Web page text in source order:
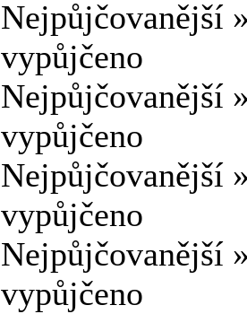
Nejpůjčovanější
vypůjčeno
Nejpůjčovanější
vypůjčeno
Nejpůjčovanější
vypůjčeno
Nejpůjčovanější
vypůjčeno